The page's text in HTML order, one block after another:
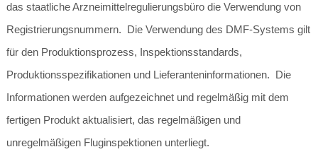
das staatliche Arzneimittelregulierungsbüro die Verwendung von
Registrierungsnummern. Die Verwendung des DMF-Systems gilt
für den Produktionsprozess, Inspektionsstandards,
Produktionsspezifikationen und Lieferanteninformationen. Die
Informationen werden aufgezeichnet und regelmäßig mit dem
fertigen Produkt aktualisiert, das regelmäßigen und
unregelmäßigen Fluginspektionen unterliegt.